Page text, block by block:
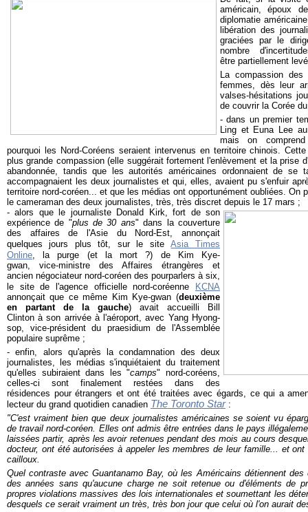
américain, époux
diplomatie
libération des
graciées par le
nombre
être partiellement
La compassion
femmes, dès leur
valses-hésitations
de couvrir la Corée
- dans un premier
Ling et Euna Lee
mais on
pourquoi les Nord-Coréens seraient intervenus en territoire chinois.
plus grande compassion (elle suggérait fortement l'enlèvement et la prise
abandonnée, tandis que les autorités américaines ordonnaient de se
accompagnaient les deux journalistes et qui, elles, avaient pu s'enfuir
territoire nord-coréen... et que les médias ont opportunément oubliées. On
le cameraman des deux journalistes, très, très discret depuis le 17 mars ;
- alors que le journaliste Donald Kirk, fort de son
expérience de "plus de 30 ans" dans la couverture
des affaires de l'Asie du Nord-Est, annonçait
quelques jours plus tôt, sur le site
Asia Times
Online, la purge (et la mort ?) de Kim Kye-
gwan, vice-ministre des Affaires étrangères et
ancien négociateur nord-coréen des pourparlers à six,
le site de l'agence officielle nord-coréenne
KCNA
annonçait que ce même Kim Kye-gwan (deuxième
en partant de la gauche) avait accueilli Bill
Clinton à son arrivée à l'aéroport, avec Yang Hyong-
sop, vice-président du praesidium de l'Assemblée
populaire suprême ;
- enfin, alors qu'après la condamnation des deux
journalistes, les médias s'inquiétaient du traitement
qu'elles subiraient dans les "camps" nord-coréens,
celles-ci sont finalement restées dans des
résidences pour étrangers et ont été traitées avec égards, ce qui a
lecteur du grand quotidien canadien The Toronto Star:
"C'est vraiment bien que deux journalistes américaines se soient vu
de travail nord-coréen. Elles ont admis être entrées dans le pays
laissées partir, après les avoir retenues pendant des mois au cours
docteur, ont été autorisées à appeler les membres de leur famille... et
cailloux.
Quel contraste avec Guantanamo Bay, où les Américains détiennent des
des années sans qu'aucune charge ne soit retenue ou d'éléments de
propres violations massives des lois internationales et soumettant les
desquels ce serait vraiment un très, très bon jour que celui où l'on aurait